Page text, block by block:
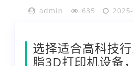
admin 635
选择适合高科技
脂3D打印机设备